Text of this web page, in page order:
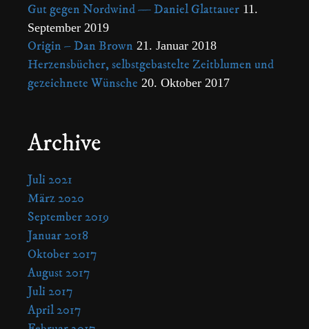
Gut gegen Nordwind — Daniel Glattauer 11.
September 2019
Origin – Dan Brown 21. Januar 2018
Herzensbücher, selbstgebastelte Zeitblumen und
gezeichnete Wünsche 20. Oktober 2017
Archive
Juli 2021
März 2020
September 2019
Januar 2018
Oktober 2017
August 2017
Juli 2017
April 2017